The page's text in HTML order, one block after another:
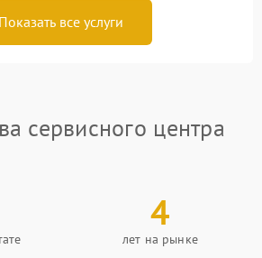
Показать все услуги
сервисного центра
4
лет на рынке